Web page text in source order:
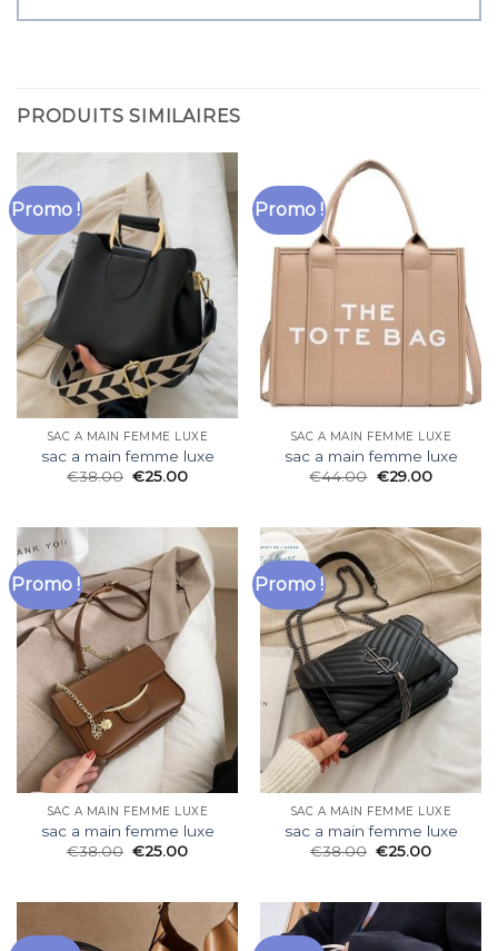
PRODUITS SIMILAIRES
Promo !
SAC A MAIN FEMME LUXE
sac a main femme luxe
€38.00 €25.00
Promo !
SAC A MAIN FEMME LUXE
sac a main femme luxe
€44.00 €29.00
Promo !
SAC A MAIN FEMME LUXE
sac a main femme luxe
€38.00 €25.00
Promo !
SAC A MAIN FEMME LUXE
sac a main femme luxe
€38.00 €25.00